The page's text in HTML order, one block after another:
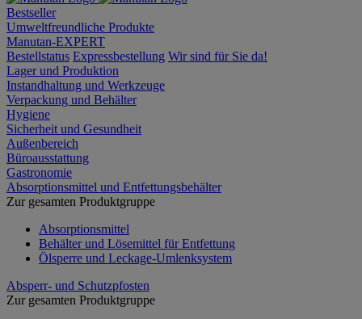
Bestseller
Umweltfreundliche Produkte
Manutan-EXPERT
Bestellstatus Expressbestellung Wir sind für Sie da!
Lager und Produktion
Instandhaltung und Werkzeuge
Verpackung und Behälter
Hygiene
Sicherheit und Gesundheit
Außenbereich
Büroausstattung
Gastronomie
Absorptionsmittel und Entfettungsbehälter
Zur gesamten Produktgruppe
Absorptionsmittel
Behälter und Lösemittel für Entfettung
Ölsperre und Leckage-Umlenksystem
Absperr- und Schutzpfosten
Zur gesamten Produktgruppe